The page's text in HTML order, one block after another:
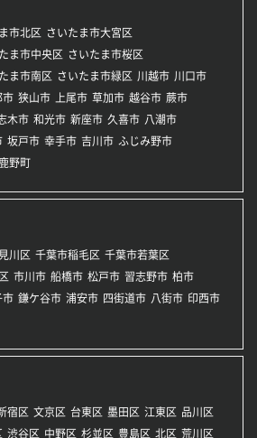
市北区
さいたま市大宮区
ま市中央区
さいたま市桜区
ま市南区 さいたま市緑区 川越市 川口市
市 狭山市 上尾市 草加市 越谷市 蕨市
木市 和光市 新座市 久喜市 八潮市
坂戸市 幸手市 吉川市 ふじみ野市
野町
川区 千葉市稲毛区 千葉市若葉区
市川市 船橋市 松戸市 習志野市 柏市
市 鎌ケ谷市 浦安市 四街道市 八街市 印西市
宿区 文京区 台東区 墨田区 江東区 品川区
渋谷区 中野区 杉並区 豊島区 北区 荒川区